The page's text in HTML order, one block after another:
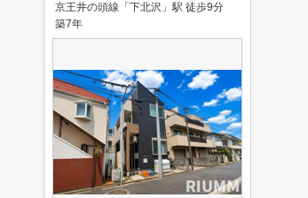
京王井の頭線「下北沢」駅 徒歩9分
築7年